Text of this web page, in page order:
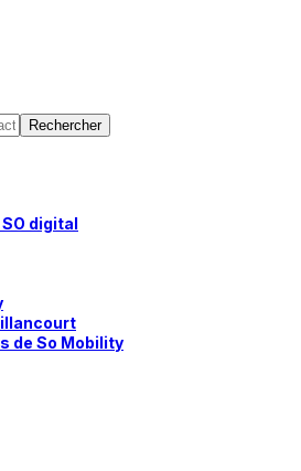
digital
de So Mobility